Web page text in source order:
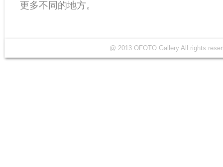
更多不同的地方。
@ 2013 OFOTO Gallery All rights